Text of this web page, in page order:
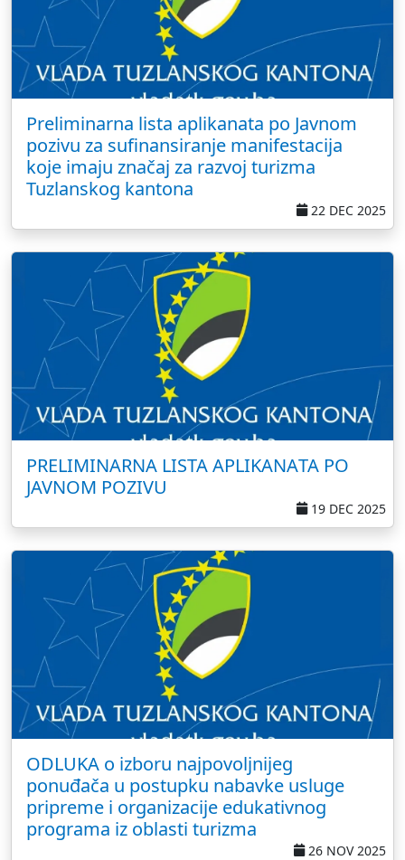
Preliminarna lista aplikanata po Javnom
pozivu za sufinansiranje manifestacija
koje imaju značaj za razvoj turizma
Tuzlanskog kantona
22 DEC 2025
PRELIMINARNA LISTA APLIKANAТА РО
JAVNOM POZIVU
19 DEC 2025
ODLUKA o izboru najpovoljnijeg
ponuđača u postupku nabavke usluge
pripreme i organizacije edukativnog
programa iz oblasti turizma
26 NOV 2025